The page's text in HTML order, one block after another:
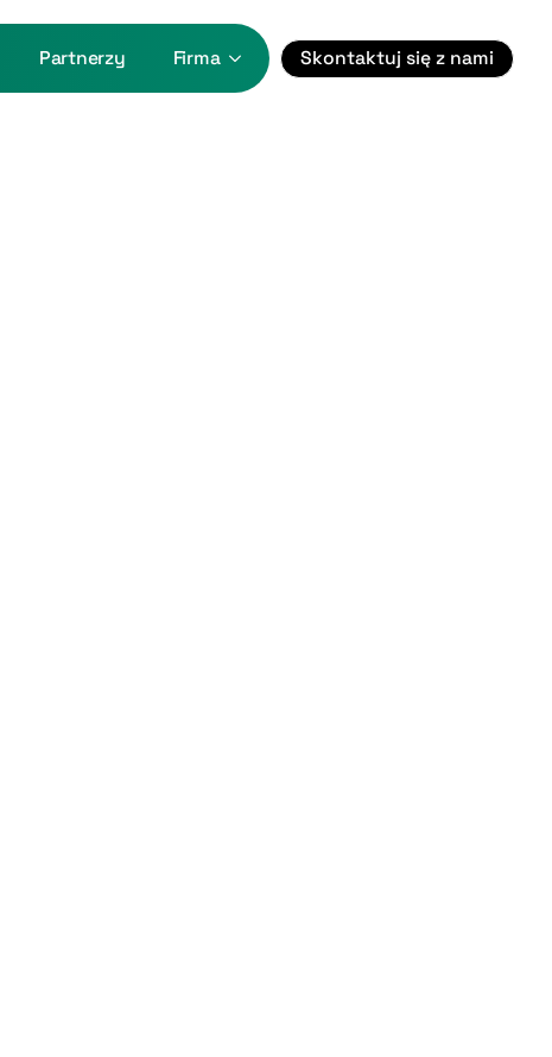
Partnerzy Firma Skontaktuj się z nami